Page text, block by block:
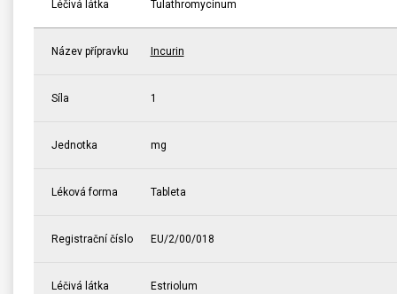
Léčivá látka Tulathromycinum
Název přípravku Incurin
Síla 1
Jednotka mg
Léková forma Tableta
Registrační číslo EU/2/00/018
Léčivá látka Estriolum